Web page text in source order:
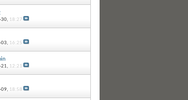
30, 18:27
03, 16:25
21, 12:21
09, 18:58